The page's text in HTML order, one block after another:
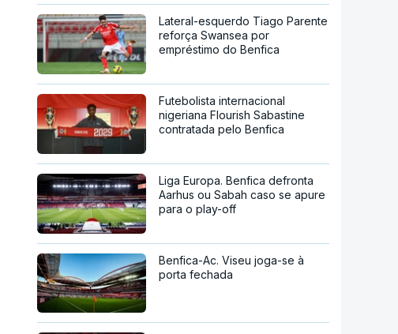
Lateral-esquerdo Tiago Parente
reforça Swansea por
empréstimo do Benfica
Futebolista internacional
nigeriana Flourish Sabastine
contratada pelo Benfica
Liga Europa. Benfica defronta
Aarhus ou Sabah caso se apure
para o play-off
Benfica-Ac. Viseu joga-se à
porta fechada